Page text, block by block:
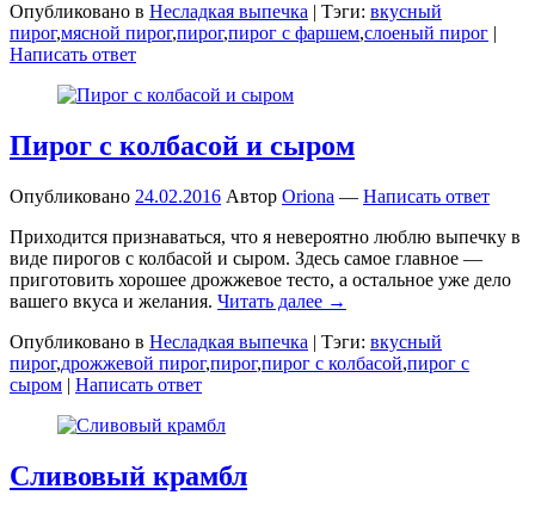
Опубликовано в Несладкая выпечка | Тэги: вкусный
пирог,мясной пирог,пирог,пирог с фаршем,слоеный пирог |
Написать ответ
Пирог с колбасой и сыром
Опубликовано 24.02.2016 Автор Oriona — Написать ответ
Приходится признаваться, что я невероятно люблю выпечку в
виде пирогов с колбасой и сыром. Здесь самое главное —
приготовить хорошее дрожжевое тесто, а остальное уже дело
вашего вкуса и желания. Читать далее →
Опубликовано в Несладкая выпечка | Тэги: вкусный
пирог,дрожжевой пирог,пирог,пирог с колбасой,пирог с
сыром | Написать ответ
Сливовый крамбл